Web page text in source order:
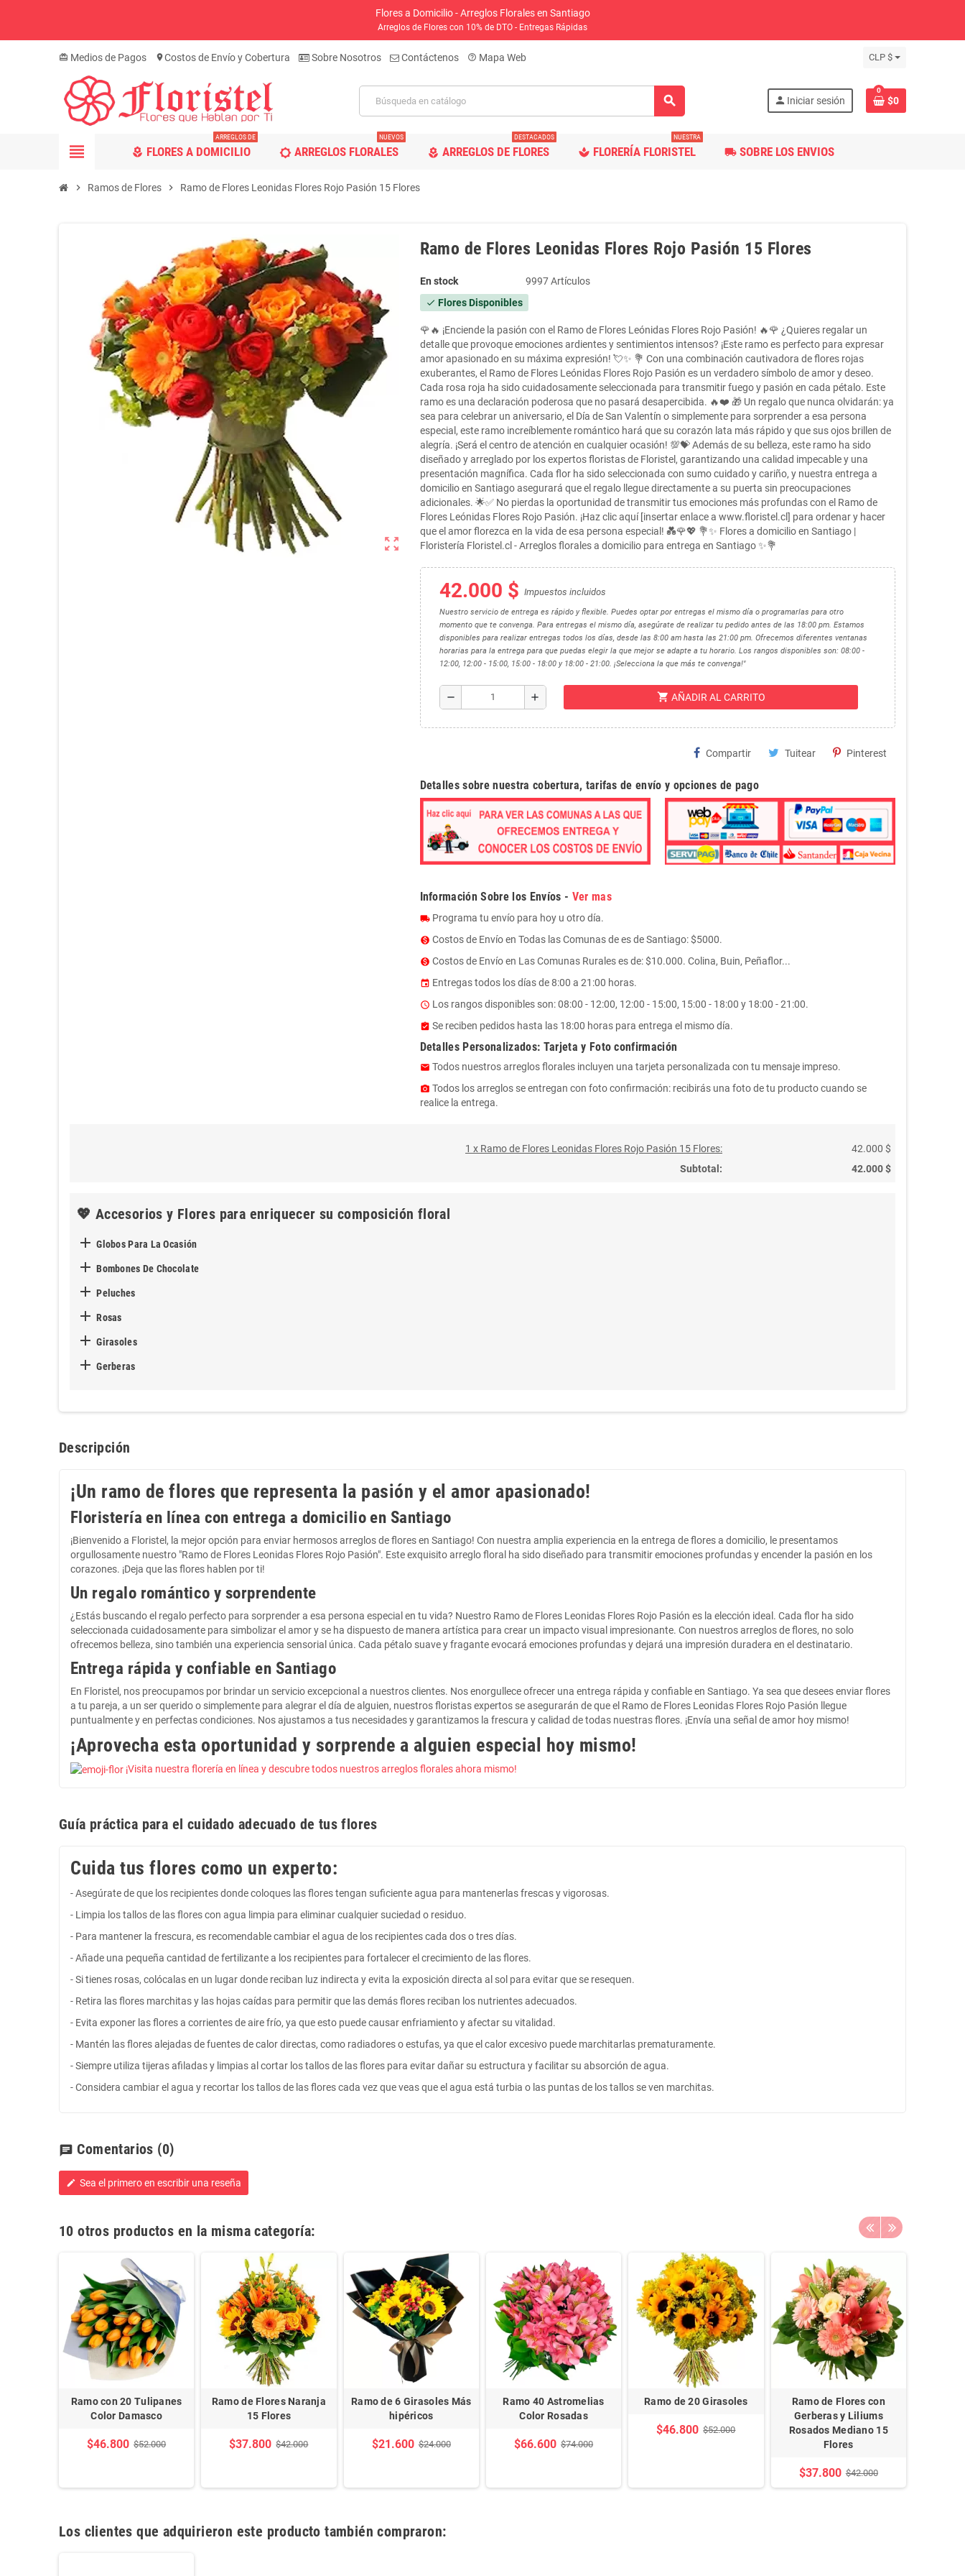
Flores a Domicilio - Arreglos Florales en Santiago
Arreglos de Flores con 10% de DTO - Entregas Rápidas
card_giftcard Medios de Pagos location_onCostos de Envío y Cobertura Sobre Nosotros Contáctenos help_outline Mapa Web CLP $
search person Iniciar sesión
0
$0
view_headline local_florist FLORES A DOMICILIO
ARREGLOS DE
brightness_5ARREGLOS FLORALES
NUEVOS
local_florist ARREGLOS DE FLORES
DESTACADOS
spa FLORERÍA FLORISTEL
NUESTRA
local_shippingSOBRE LOS ENVIOS
chevron_right Ramos de Flores chevron_right Ramo de Flores Leonidas Flores Rojo Pasión 15 Flores
zoom_out_map
Ramo de Flores Leonidas Flores Rojo Pasión 15 Flores
En stock 9997 Artículos
check Flores Disponibles
🌹🔥 ¡Enciende la pasión con el Ramo de Flores Leónidas Flores Rojo Pasión! 🔥🌹 ¿Quieres regalar un
detalle que provoque emociones ardientes y sentimientos intensos? ¡Este ramo es perfecto para expresar
amor apasionado en su máxima expresión! 💘✨ 💐 Con una combinación cautivadora de flores rojas
exuberantes, el Ramo de Flores Leónidas Flores Rojo Pasión es un verdadero símbolo de amor y deseo.
Cada rosa roja ha sido cuidadosamente seleccionada para transmitir fuego y pasión en cada pétalo. Este
ramo es una declaración poderosa que no pasará desapercibida. 🔥❤️ 🎁 Un regalo que nunca olvidarán: ya
sea para celebrar un aniversario, el Día de San Valentín o simplemente para sorprender a esa persona
especial, este ramo increíblemente romántico hará que su corazón lata más rápido y que sus ojos brillen de
alegría. ¡Será el centro de atención en cualquier ocasión! 💯💝 Además de su belleza, este ramo ha sido
diseñado y arreglado por los expertos floristas de Floristel, garantizando una calidad impecable y una
presentación magnífica. Cada flor ha sido seleccionada con sumo cuidado y cariño, y nuestra entrega a
domicilio en Santiago asegurará que el regalo llegue directamente a su puerta sin preocupaciones
adicionales. 🌟✅ No pierdas la oportunidad de transmitir tus emociones más profundas con el Ramo de
Flores Leónidas Flores Rojo Pasión. ¡Haz clic aquí [insertar enlace a www.floristel.cl] para ordenar y hacer
que el amor florezca en la vida de esa persona especial! 💑🌹💖 💐✨ Flores a domicilio en Santiago |
Floristería Floristel.cl - Arreglos florales a domicilio para entrega en Santiago ✨💐
42.000 $ Impuestos incluidos
Nuestro servicio de entrega es rápido y flexible. Puedes optar por entregas el mismo día o programarlas para otro
momento que te convenga. Para entregas el mismo día, asegúrate de realizar tu pedido antes de las 18:00 pm. Estamos
disponibles para realizar entregas todos los días, desde las 8:00 am hasta las 21:00 pm. Ofrecemos diferentes ventanas
horarias para la entrega para que puedas elegir la que mejor se adapte a tu horario. Los rangos disponibles son: 08:00 -
12:00, 12:00 - 15:00, 15:00 - 18:00 y 18:00 - 21:00. ¡Selecciona la que más te convenga!"
remove add shopping_cart AÑADIR AL CARRITO
Compartir Tuitear Pinterest
Detalles sobre nuestra cobertura, tarifas de envío y opciones de pago
Información Sobre los Envíos - Ver mas
local_shippingPrograma tu envío para hoy u otro día.
monetization_on Costos de Envío en Todas las Comunas de es de Santiago: $5000.
monetization_on Costos de Envío en Las Comunas Rurales es de: $10.000. Colina, Buin, Peñaflor...
event Entregas todos los días de 8:00 a 21:00 horas.
access_time Los rangos disponibles son: 08:00 - 12:00, 12:00 - 15:00, 15:00 - 18:00 y 18:00 - 21:00.
assignment_turned_in Se reciben pedidos hasta las 18:00 horas para entrega el mismo día.
Detalles Personalizados: Tarjeta y Foto confirmación
email Todos nuestros arreglos florales incluyen una tarjeta personalizada con tu mensaje impreso.
photo_camera Todos los arreglos se entregan con foto confirmación: recibirás una foto de tu producto cuando se
realice la entrega.
1 x Ramo de Flores Leonidas Flores Rojo Pasión 15 Flores:
42.000 $
Subtotal:
42.000 $
💖 Accesorios y Flores para enriquecer su composición floral
 Globos Para La Ocasión
 Bombones De Chocolate
 Peluches
 Rosas
 Girasoles
 Gerberas
Descripción
¡Un ramo de flores que representa la pasión y el amor apasionado!
Floristería en línea con entrega a domicilio en Santiago
¡Bienvenido a Floristel, la mejor opción para enviar hermosos arreglos de flores en Santiago! Con nuestra amplia experiencia en la entrega de flores a domicilio, le presentamos
orgullosamente nuestro "Ramo de Flores Leonidas Flores Rojo Pasión". Este exquisito arreglo floral ha sido diseñado para transmitir emociones profundas y encender la pasión en los
corazones. ¡Deja que las flores hablen por ti!
Un regalo romántico y sorprendente
¿Estás buscando el regalo perfecto para sorprender a esa persona especial en tu vida? Nuestro Ramo de Flores Leonidas Flores Rojo Pasión es la elección ideal. Cada flor ha sido
seleccionada cuidadosamente para simbolizar el amor y se ha dispuesto de manera artística para crear un impacto visual impresionante. Con nuestros arreglos de flores, no solo
ofrecemos belleza, sino también una experiencia sensorial única. Cada pétalo suave y fragante evocará emociones profundas y dejará una impresión duradera en el destinatario.
Entrega rápida y confiable en Santiago
En Floristel, nos preocupamos por brindar un servicio excepcional a nuestros clientes. Nos enorgullece ofrecer una entrega rápida y confiable en Santiago. Ya sea que desees enviar flores
a tu pareja, a un ser querido o simplemente para alegrar el día de alguien, nuestros floristas expertos se asegurarán de que el Ramo de Flores Leonidas Flores Rojo Pasión llegue
puntualmente y en perfectas condiciones. Nos ajustamos a tus necesidades y garantizamos la frescura y calidad de todas nuestras flores. ¡Envía una señal de amor hoy mismo!
¡Aprovecha esta oportunidad y sorprende a alguien especial hoy mismo!
¡Visita nuestra florería en línea y descubre todos nuestros arreglos florales ahora mismo!
Guía práctica para el cuidado adecuado de tus flores
Cuida tus flores como un experto:
- Asegúrate de que los recipientes donde coloques las flores tengan suficiente agua para mantenerlas frescas y vigorosas.
- Limpia los tallos de las flores con agua limpia para eliminar cualquier suciedad o residuo.
- Para mantener la frescura, es recomendable cambiar el agua de los recipientes cada dos o tres días.
- Añade una pequeña cantidad de fertilizante a los recipientes para fortalecer el crecimiento de las flores.
- Si tienes rosas, colócalas en un lugar donde reciban luz indirecta y evita la exposición directa al sol para evitar que se resequen.
- Retira las flores marchitas y las hojas caídas para permitir que las demás flores reciban los nutrientes adecuados.
- Evita exponer las flores a corrientes de aire frío, ya que esto puede causar enfriamiento y afectar su vitalidad.
- Mantén las flores alejadas de fuentes de calor directas, como radiadores o estufas, ya que el calor excesivo puede marchitarlas prematuramente.
- Siempre utiliza tijeras afiladas y limpias al cortar los tallos de las flores para evitar dañar su estructura y facilitar su absorción de agua.
- Considera cambiar el agua y recortar los tallos de las flores cada vez que veas que el agua está turbia o las puntas de los tallos se ven marchitas.
chat Comentarios (0)
edit Sea el primero en escribir una reseña
10 otros productos en la misma categoría:
Ramo con 20 Tulipanes
Color Damasco
$46.800 $52.000
Ramo de Flores Naranja
15 Flores
$37.800 $42.000
Ramo de 6 Girasoles Más
hipéricos
$21.600 $24.000
Ramo 40 Astromelias
Color Rosadas
$66.600 $74.000
Ramo de 20 Girasoles
$46.800 $52.000
Ramo de Flores con
Gerberas y Liliums
Rosados Mediano 15
Flores
$37.800 $42.000
Los clientes que adquirieron este producto también compraron: